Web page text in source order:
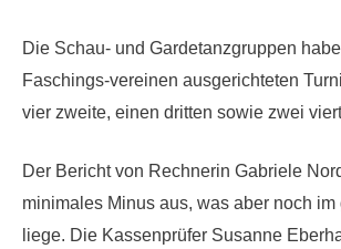
Die Schau- und Gardetanzgruppen
Faschings-vereinen ausgerichteten
vier zweite, einen dritten sowie zwei
Der Bericht von Rechnerin Gabriele
minimales Minus aus, was aber noch im
liege. Die Kassenprüfer Susanne